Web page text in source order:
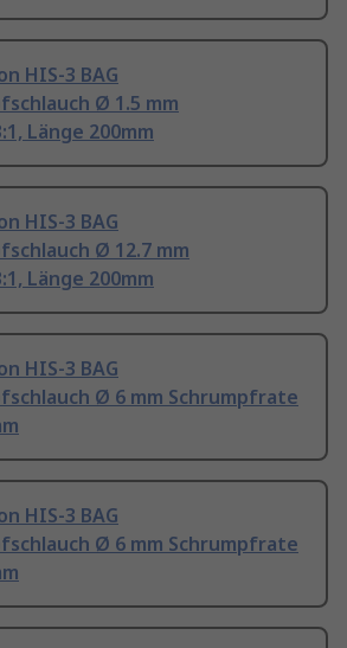
HIS-3 BAG
Ø 1.5 mm
Länge 200mm
HIS-3 BAG
Ø 12.7 mm
Länge 200mm
HIS-3 BAG
Ø 6 mm Schrumpfrate
HIS-3 BAG
Ø 6 mm Schrumpfrate